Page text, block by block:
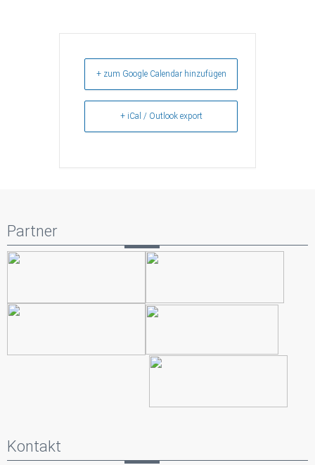
+ zum Google Calendar hinzufügen
+ iCal / Outlook export
Partner
Kontakt